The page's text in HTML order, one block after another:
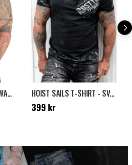
RD CORE ACID LINNE - WASHED BLACK
HOIST SAILS T-SHIRT - SVART
Pris: 399 kr
399 kr